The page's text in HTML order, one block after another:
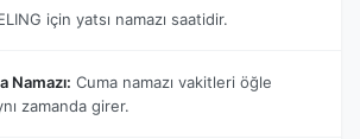
için yatsı namazı saatidir.
Namazı: Cuma namazı vakitleri öğle
zamanda girer.